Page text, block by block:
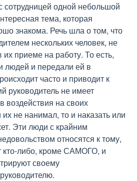
одной небольшой
тема, которая
знакома. Речь шла о том, что
нескольких человек, не
приеме на работу. То есть,
людей и передали ей в
часто и приводит к
руководитель не имеет
на своих
не нанимал, то и наказать или
Эти люди с крайним
относятся к тому,
кто-либо, кроме САМОГО, и
своему